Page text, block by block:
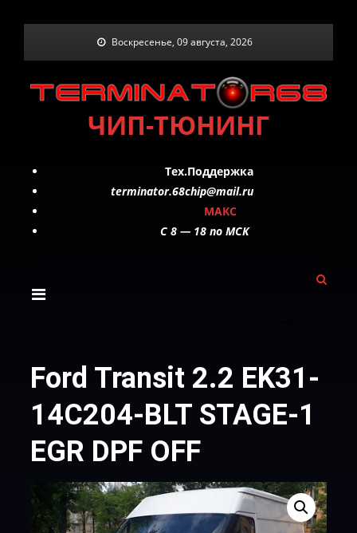
Воскресенье, 09 августа, 2026
ЧИП-ТЮНИНГ
Тех.Поддержка
terminator.68chip@mail.ru
МАКС
C 8 — 18 по МСК
Ford Transit 2.2 EK31-
14C204-BLT STAGE-1
EGR DPF OFF